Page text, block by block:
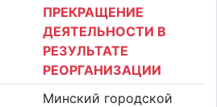
ПРЕКРАЩЕНИЕ
ДЕЯТЕЛЬНОСТИ В
РЕЗУЛЬТАТЕ
РЕОРГАНИЗАЦИИ
Минский городской